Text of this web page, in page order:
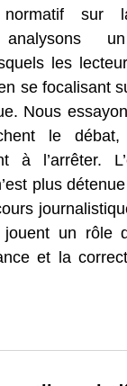
sur
analysons
les
se focalisant
Nous
le
à l’arrêter.
plus
un rôle
et la